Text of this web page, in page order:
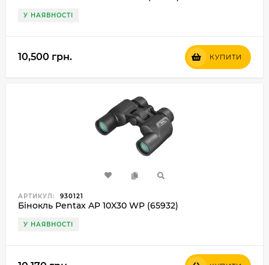
У НАЯВНОСТІ
10,500 грн. КУПИТИ
АРТИКУЛ: 930121
Бінокль Pentax AP 10X30 WP (65932)
У НАЯВНОСТІ